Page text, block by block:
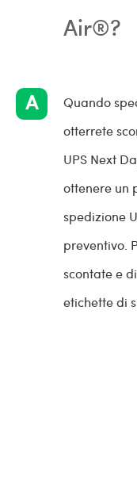
Air®?
Quando
otterrete
UPS Next
ottenere un
spedizione
preventivo.
scontate e
etichette di